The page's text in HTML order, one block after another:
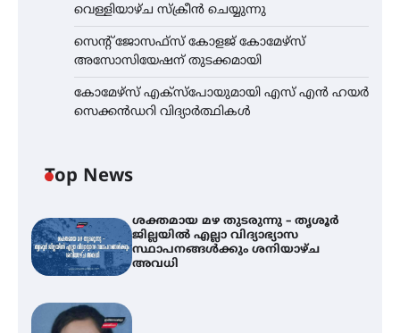
വെള്ളിയാഴ്ച സ്‌ക്രീൻ ചെയ്യുന്നു
സെന്റ് ജോസഫ്സ് കോളജ് കോമേഴ്‌സ്
അസോസിയേഷന് തുടക്കമായി
കോമേഴ്സ് എക്സ്പോയുമായി എസ് എൻ ഹയർ
സെക്കൻഡറി വിദ്യാർത്ഥികൾ
Top News
ശക്തമായ മഴ തുടരുന്നു – തൃശൂർ
ജില്ലയിൽ എല്ലാ വിദ്യാഭ്യാസ
സ്ഥാപനങ്ങൾക്കും ശനിയാഴ്ച
അവധി